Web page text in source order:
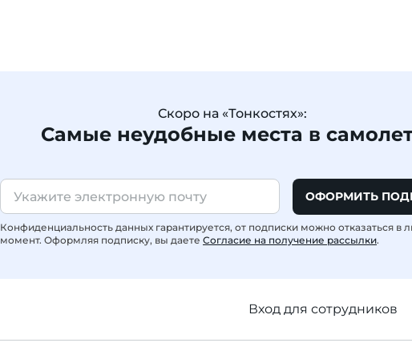
Скоро на «Тонкостях»:
Самые неудобные места в
ОФОРМИТЬ
Конфиденциальность данных гарантируется, от подписки можно отказаться в
момент. Оформляя подписку, вы даете Согласие на получение рассылки.
Вход для сотрудников